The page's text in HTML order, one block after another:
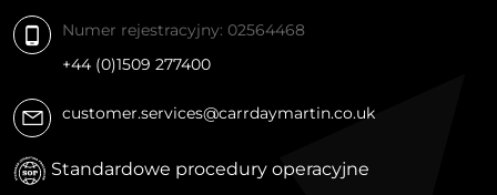
48797479333
ul. Kartuska 470A , Poland
Wskazówki
Numer rejestracyjny: 02564468
+44 (0)1509 277400
customer.services@carrdaymartin.co.uk
Standardowe procedury operacyjne